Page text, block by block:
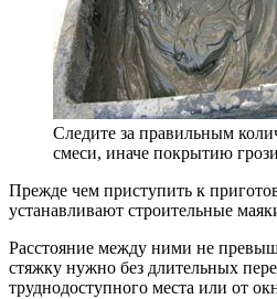
Следите за правильным
смеси, иначе покрытию
Прежде чем приступить к
устанавливают строительные
Расстояние между ними не
стяжку нужно без длительных
труднодоступного места или от